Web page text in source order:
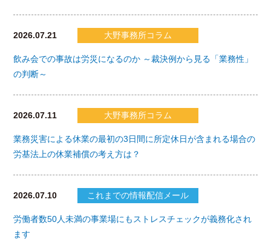
2026.07.21 大野事務所コラム
飲み会での事故は労災になるのか ～裁決例から見る「業務性」
の判断～
2026.07.11 大野事務所コラム
業務災害による休業の最初の3日間に所定休日が含まれる場合の
労基法上の休業補償の考え方は？
2026.07.10 これまでの情報配信メール
労働者数50人未満の事業場にもストレスチェックが義務化され
ます